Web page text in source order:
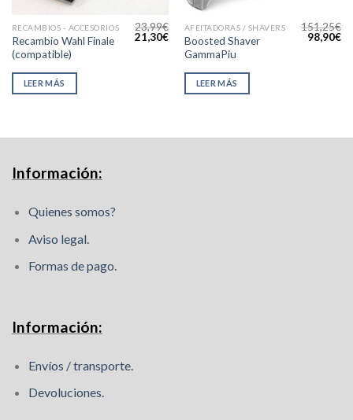
RECAMBIOS - ACCESORIOS
Recambio Wahl Finale
(compatible)
23,99€
El
precio
21,30€El
precio
actual
21,30€.
LEER MÁS
AFEITADORAS / SHAVERS
Boosted Shaver
GammaPiu
151,25€
El
precio
98,90€El
LEER MÁS
Información:
Quienes somos?
Aviso legal.
Formas de pago.
Información:
Envíos / transporte.
Devoluciones.